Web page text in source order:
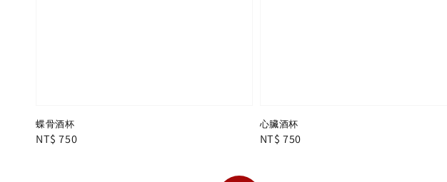
蝶骨酒杯
Regular
NT$ 750
心臟酒杯
Regular
NT$ 750